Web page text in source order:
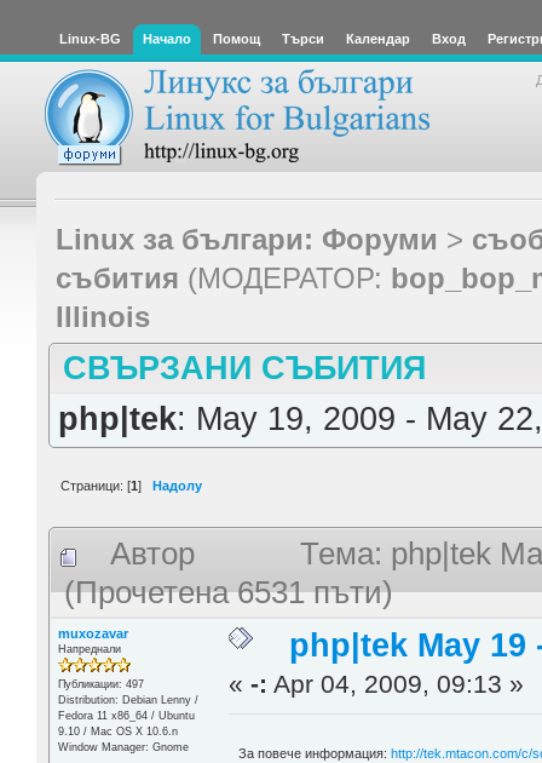
Linux-BG Начало Помощ Търси Календар Вход
Linux за българи: Форуми >
събития (МОДЕРАТОР:
Illinois
СВЪРЗАНИ СЪБИТИЯ
php|tek: May 19, 2009 - May
Страници: [1] Надолу
Автор
Тема: php|tek
(Прочетена 6531 пъти)
muxozavar
Напреднали
Публикации: 497
Distribution: Debian Lenny /
Fedora 11 x86_64 / Ubuntu
9.10 / Mac OS X 10.6.n
Window Manager: Gnome
php|tek May 19
«-: Apr 04, 2009, 09:13 »
За повече информация: http://tek.mtacon.com/c/